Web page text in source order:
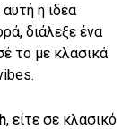
η ιδέα
διάλεξε ένα
το με κλασικά
, είτε σε κλασικό